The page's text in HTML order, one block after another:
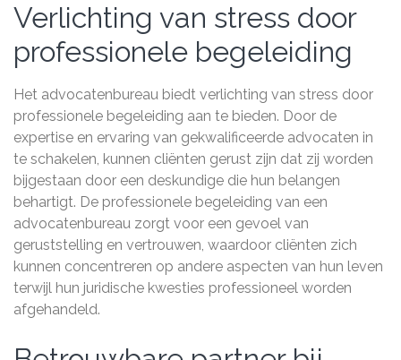
Verlichting van stress door
professionele begeleiding
Het advocatenbureau biedt verlichting van stress door
professionele begeleiding aan te bieden. Door de
expertise en ervaring van gekwalificeerde advocaten in
te schakelen, kunnen cliënten gerust zijn dat zij worden
bijgestaan door een deskundige die hun belangen
behartigt. De professionele begeleiding van een
advocatenbureau zorgt voor een gevoel van
geruststelling en vertrouwen, waardoor cliënten zich
kunnen concentreren op andere aspecten van hun leven
terwijl hun juridische kwesties professioneel worden
afgehandeld.